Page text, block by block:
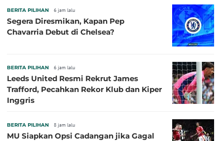
BERITA PILIHAN 6 jam lalu
Segera Diresmikan, Kapan Pep
Chavarria Debut di Chelsea?
BERITA PILIHAN 6 jam lalu
Leeds United Resmi Rekrut James
Trafford, Pecahkan Rekor Klub dan Kiper
Inggris
BERITA PILIHAN 8 jam lalu
MU Siapkan Opsi Cadangan jika Gagal